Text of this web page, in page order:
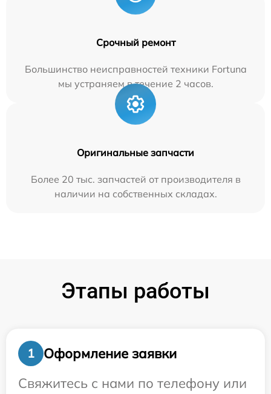
Срочный ремонт
Большинство неисправностей техники Fortuna
мы устраняем в течение 2 часов.
Оригинальные запчасти
Более 20 тыс. запчастей от производителя в
наличии на собственных складах.
Этапы работы
1
Оформление заявки
Свяжитесь с нами по телефону или